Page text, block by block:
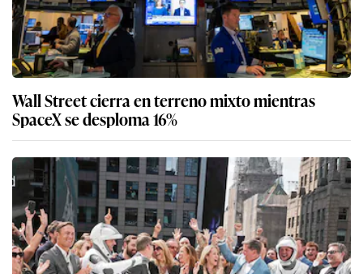
Wall Street cierra en terreno mixto mientras
SpaceX se desploma 16%